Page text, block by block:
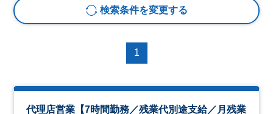
検索条件を変更する
1
代理店営業【7時間勤務／残業代別途支給／月残業